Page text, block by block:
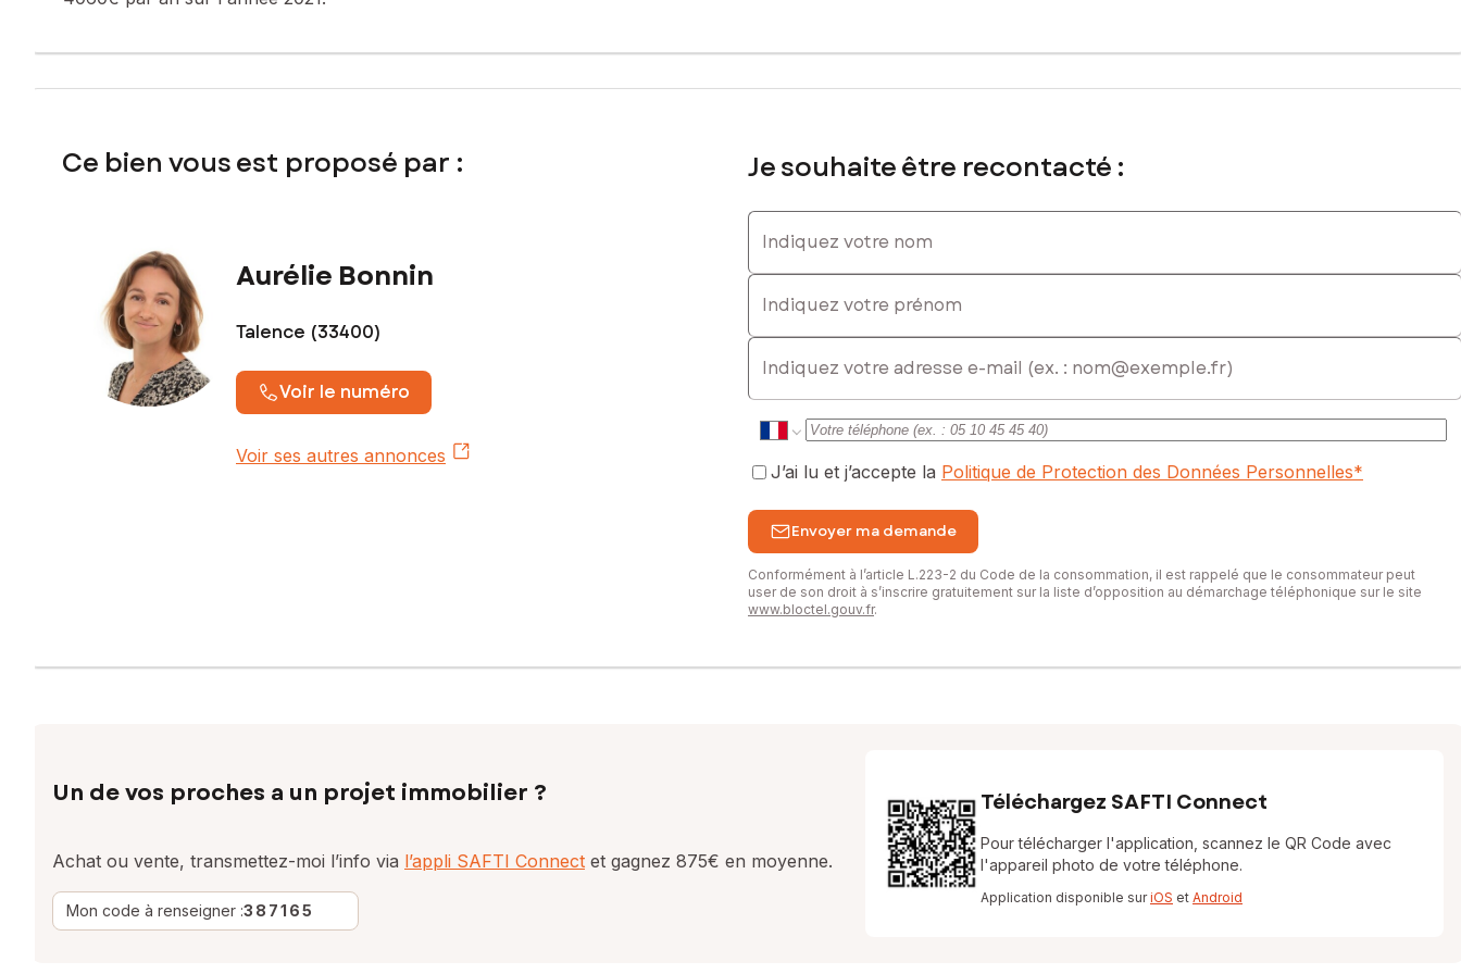
Ce bien vous est proposé par :
Aurélie Bonnin
Talence (33400)
Voir le numéro
Voir ses autres annonces
Je souhaite être recontacté :
Indiquez votre nom
Indiquez votre prénom
E-mail
J’ai lu et j’accepte la Politique de Protection des Données Personnelles*
Envoyer ma demande
Conformément à l’article L.223-2 du Code de la consommation, il est rappelé que le consommateur peut
user de son droit à s’inscrire gratuitement sur la liste d’opposition au démarchage téléphonique sur le site
www.bloctel.gouv.fr.
Un de vos proches a un projet immobilier ?
Achat ou vente, transmettez-moi l’info via l’appli SAFTI Connect et gagnez 875€ en moyenne.
Mon code à renseigner :387165
Téléchargez SAFTI Connect
Pour télécharger l'application, scannez le QR Code avec
l'appareil photo de votre téléphone.
Application disponible suriOS et Android